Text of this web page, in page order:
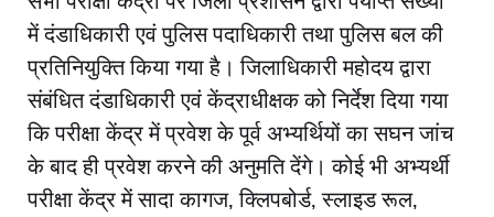
में दंडाधिकारी एवं पुलिस पदाधिकारी तथा पुलिस बल की
प्रतिनियुक्ति किया गया है। जिलाधिकारी महोदय द्वारा
संबंधित दंडाधिकारी एवं केंद्राधीक्षक को निर्देश दिया गया
कि परीक्षा केंद्र में प्रवेश के पूर्व अभ्यर्थियों का सघन जांच
के बाद ही प्रवेश करने की अनुमति देंगे। कोई भी अभ्यर्थी
परीक्षा केंद्र में सादा कागज, क्लिपबोर्ड, स्लाइड रूल,